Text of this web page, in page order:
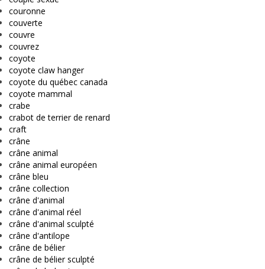
couronne
couverte
couvre
couvrez
coyote
coyote claw hanger
coyote du québec canada
coyote mammal
crabe
crabot de terrier de renard
craft
crâne
crâne animal
crâne animal européen
crâne bleu
crâne collection
crâne d'animal
crâne d'animal réel
crâne d'animal sculpté
crâne d'antilope
crâne de bélier
crâne de bélier sculpté